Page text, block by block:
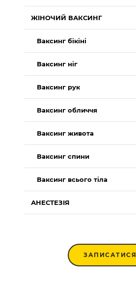
ЖІНОЧИЙ ВАКСИНГ
Ваксинг бікіні
Ваксинг ніг
Ваксинг рук
Ваксинг обличчя
Ваксинг живота
Ваксинг спини
Ваксинг всього тіла
АНЕСТЕЗІЯ
ЗАПИСАТИСЯ